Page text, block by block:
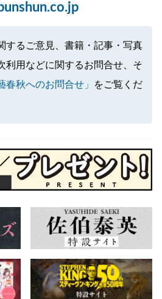
するご意見、書籍・記事・写真
利用などに関するお問合せ、そ
春秋へのお問合せ」
をご覧くだ